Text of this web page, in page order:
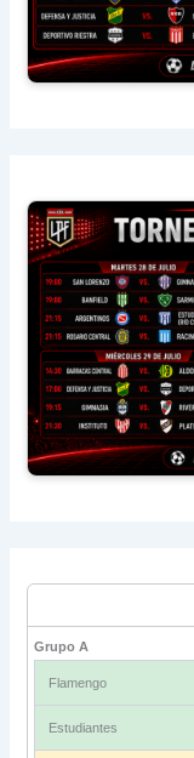
Grupo A
Flamengo
Estudiantes